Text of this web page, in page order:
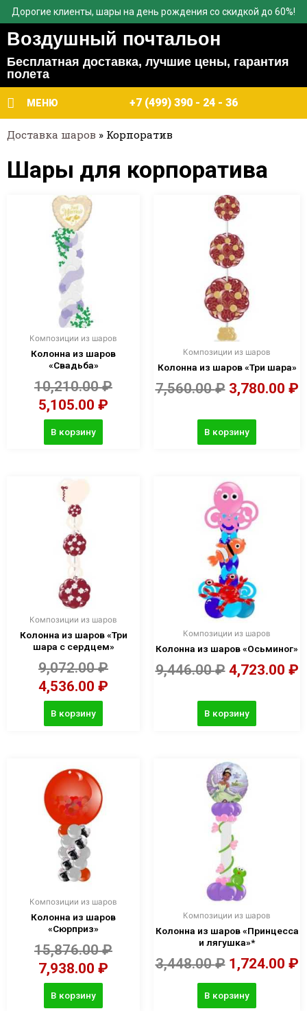
Дорогие клиенты, шары на день рождения со скидкой до 60%!
Воздушный почтальон
Бесплатная доставка, лучшие цены, гарантия
полета
МЕНЮ +7 (499) 390 - 24 - 36
Доставка шаров » Корпоратив
Шары для корпоратива
Композиции из шаров
Колонна из шаров
«Свадьба»
10,210.00₽
5,105.00 ₽
В корзину
Композиции из шаров
Колонна из шаров «Три шара»
7,560.00₽ 3,780.00 ₽
В корзину
Композиции из шаров
Колонна из шаров «Три
шара с сердцем»
9,072.00₽
4,536.00 ₽
В корзину
Композиции из шаров
Колонна из шаров «Осьминог»
9,446.00₽ 4,723.00 ₽
В корзину
Композиции из шаров
Колонна из шаров
«Сюрприз»
15,876.00₽
7,938.00 ₽
В корзину
Композиции из шаров
Колонна из шаров «Принцесса
и лягушка»*
3,448.00₽ 1,724.00 ₽
В корзину